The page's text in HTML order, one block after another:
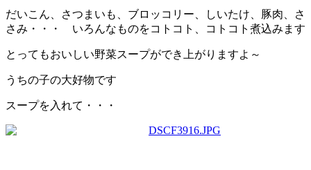
だいこん、さつまいも、ブロッコリー、しいたけ、豚肉、さ
さみ・・・ いろんなものをコトコト、コトコト煮込みます
とってもおいしい野菜スープができ上がりますよ～
うちの子の大好物です
スープを入れて・・・